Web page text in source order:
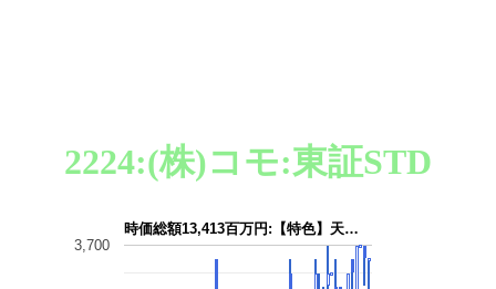
2224:(株)コモ:東証STD
時価総額13,413百万円:【特色】天…
3,700